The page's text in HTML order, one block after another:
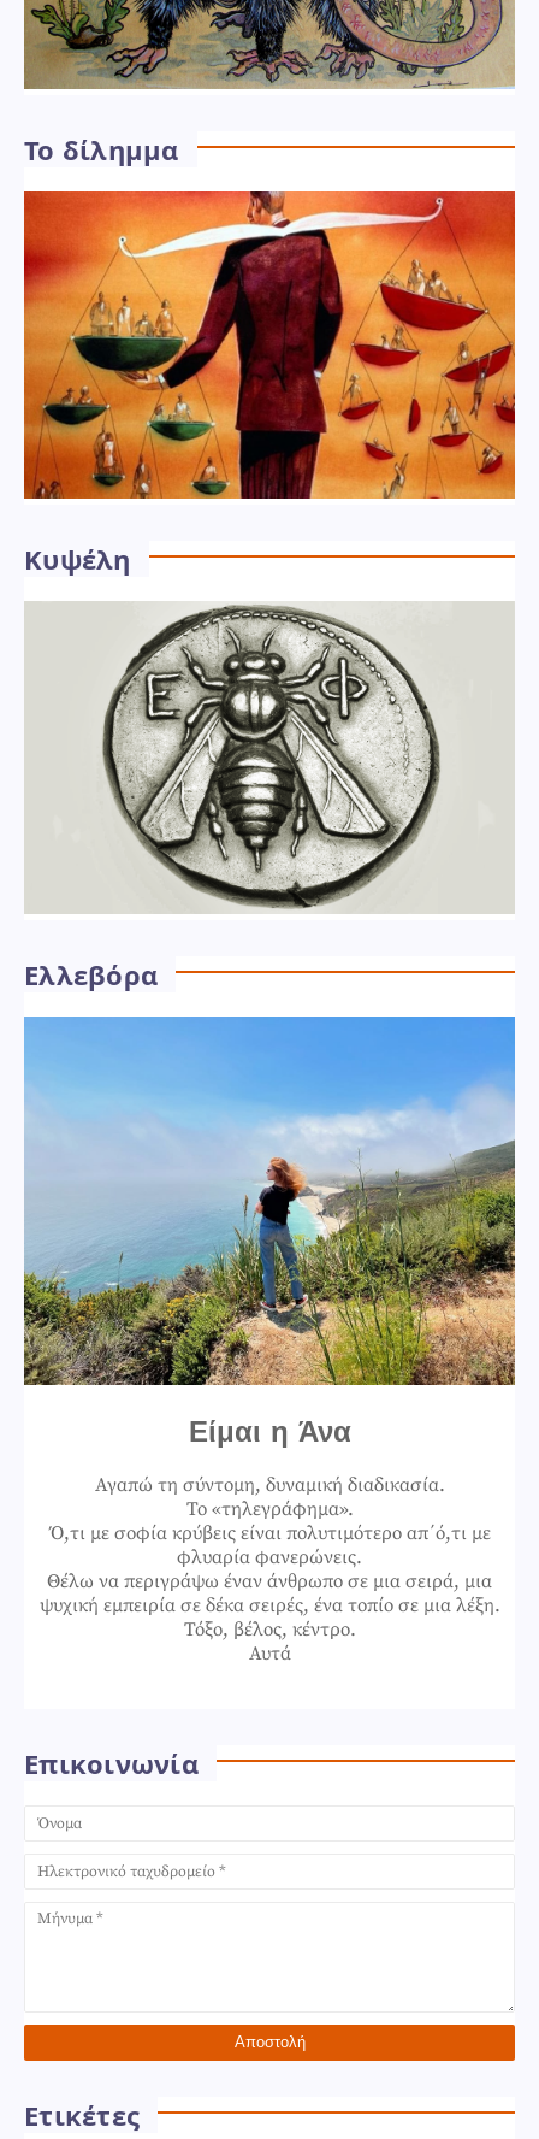
Το δίλημμα
Κυψέλη
Ελλεβόρα
Είμαι η Άνα
Αγαπώ τη σύντομη, δυναμική διαδικασία.
Το «τηλεγράφημα».
Ό,τι με σοφία κρύβεις είναι πολυτιμότερο απ΄ό,τι με
φλυαρία φανερώνεις.
Θέλω να περιγράψω έναν άνθρωπο σε μια σειρά, μια
ψυχική εμπειρία σε δέκα σειρές, ένα τοπίο σε μια λέξη.
Τόξο, βέλος, κέντρο.
Αυτά
Επικοινωνία
Ετικέτες